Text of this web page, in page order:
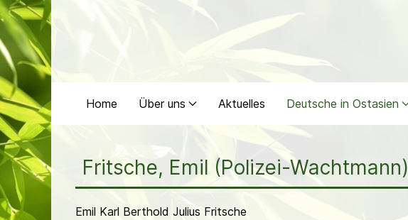
Home Über uns Aktuelles Deutsche in Ostasien
Fritsche, Emil (Polizei-Wachtmann)
Emil Karl Berthold Julius Fritsche